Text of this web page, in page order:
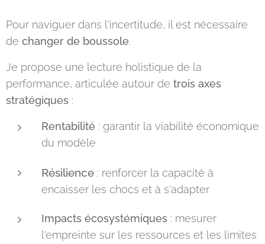
Pour naviguer dans l'incertitude, il est nécessaire
de changer de boussole.
Je propose une lecture holistique de la
performance, articulée autour de trois axes
stratégiques :
Rentabilité : garantir la viabilité économique
du modèle
Résilience : renforcer la capacité à
encaisser les chocs et à s'adapter
Impacts écosystémiques : mesurer
l'empreinte sur les ressources et les limites